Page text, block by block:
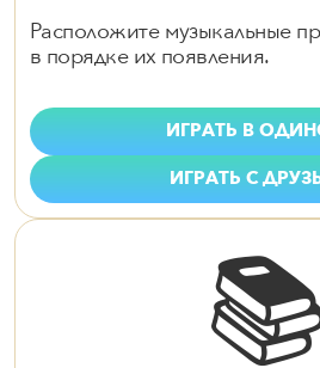
Расположите музыкальные
в порядке их появления.
ИГРАТЬ В
ИГРАТЬ С